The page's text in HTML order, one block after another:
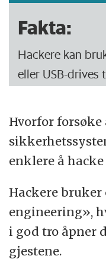
Fakta:
Hackere kan
eller USB-
Det kallessocial
Prinsippet er det
Hvorfor
enklere å
Hackere
engineering»,
i god tro åpner
gjestene.